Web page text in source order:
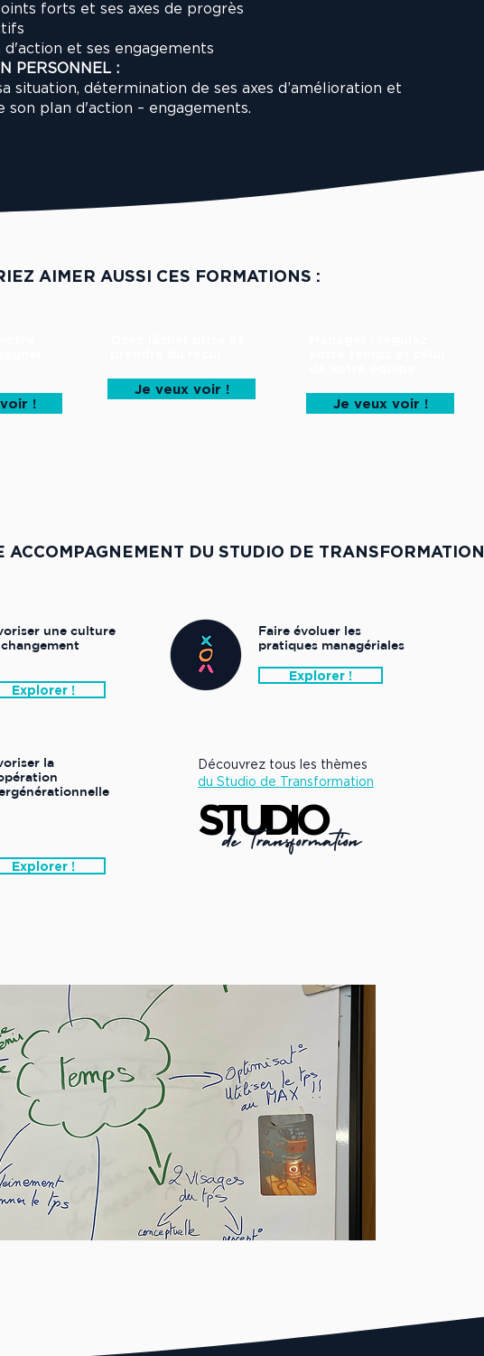
forts et ses axes de progrès
et ses engagements
PERSONNEL :
situation, détermination de ses axes d’amélioration et
son plan d'action – engagements.
AIMER AUSSI CES FORMATIONS :
!
Je veux voir !
Je veux voir !
ACCOMPAGNEMENT DU STUDIO DE TRANSFORMATION
une culture
Explorer !
Faire évoluer les
pratiques managériales
Explorer !
la
Explorer !
Découvrez tous les thèmes
du Studio de Transformation
STUDIO
STUDIO
de Transformation